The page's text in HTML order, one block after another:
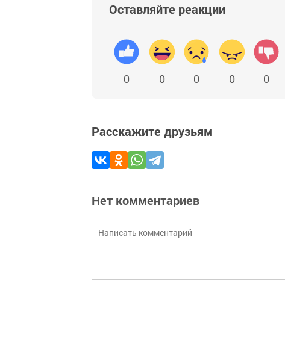
Оставляйте реакции
0 0 0 0 0
Расскажите друзьям
Нет комментариев